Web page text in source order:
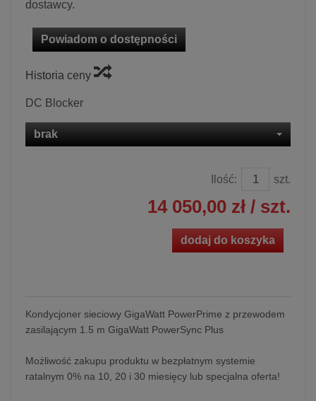
dostawcy.
Powiadom o dostępności
Historia ceny
DC Blocker
brak
Ilość: szt.
14 050,00 zł / szt.
dodaj do koszyka
Kondycjoner sieciowy GigaWatt PowerPrime z przewodem
zasilającym 1.5 m GigaWatt PowerSync Plus
Możliwość zakupu produktu w bezpłatnym systemie
ratalnym 0% na 10, 20 i 30 miesięcy lub specjalna oferta!